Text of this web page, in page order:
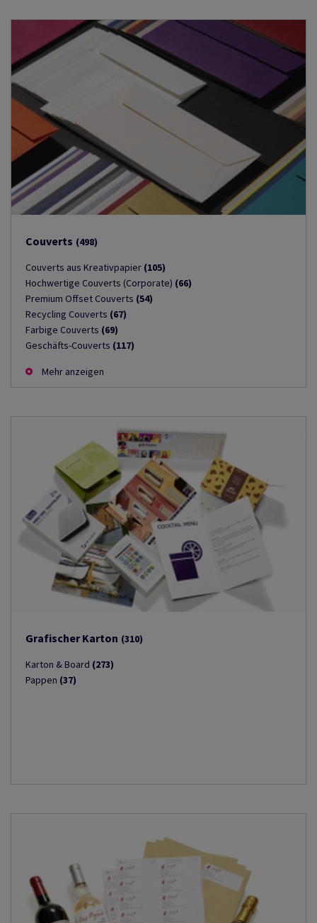
Couverts (498)
Couverts aus Kreativpapier (105)
Hochwertige Couverts (Corporate) (66)
Premium Offset Couverts (54)
Recycling Couverts (67)
Farbige Couverts (69)
Geschäfts-Couverts (117)
Mehr anzeigen
Grafischer Karton (310)
Karton & Board (273)
Pappen (37)